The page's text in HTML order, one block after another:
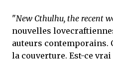
"New Cthulhu, the recent
nouvelles
auteurs contemporains.
la couverture. Est-ce vrai